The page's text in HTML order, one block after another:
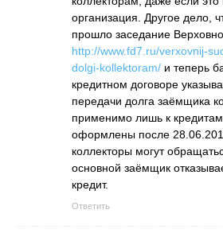
организация. Другое дело,
прошло заседание
http://www.fd7.ru/verxovnij-
dolgi-kollektoram/ и теперь
кредитном договоре
передачи долга заёмщика
применимо лишь к
оформлены после
коллекторы могут
основной заёмщик
кредит.
Ответить